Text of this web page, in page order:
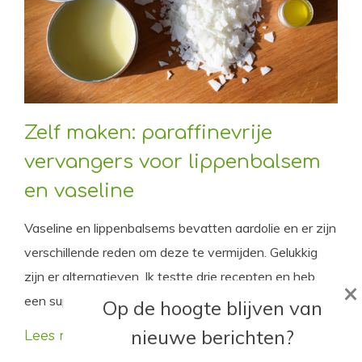
Zelf maken: paraffinevrije
vervangers voor lippenbalsem
en vaseline
Vaseline en lippenbalsems bevatten aardolie en er zijn
verschillende reden om deze te vermijden. Gelukkig
zijn er alternatieven. Ik testte drie recepten en heb
een supersnelle shortcut voor je.
Lees meer
Op de hoogte blijven van
nieuwe berichten?
×